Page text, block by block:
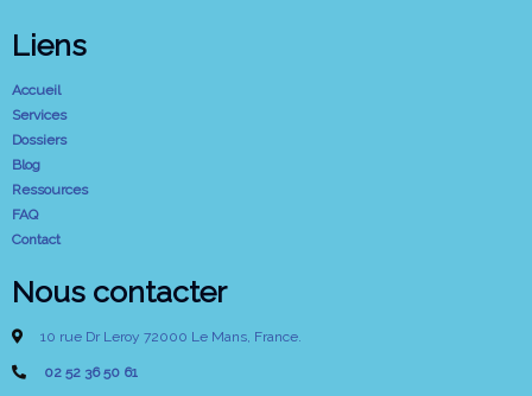
Liens
Accueil
Services
Dossiers
Blog
Ressources
FAQ
Contact
Nous contacter
10 rue Dr Leroy 72000 Le Mans, France.
02 52 36 50 61